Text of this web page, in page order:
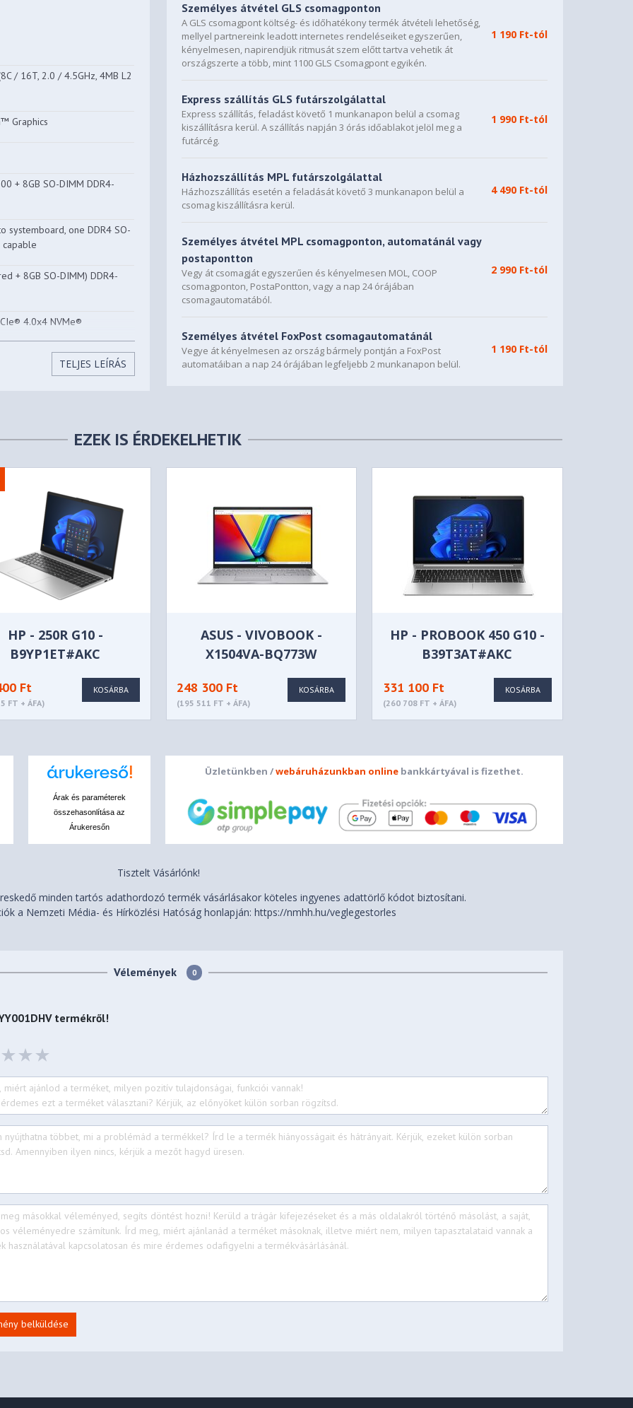
/ 16T, 2.0 / 4.5GHz, 4MB L2
Graphics
+ 8GB SO-DIMM DDR4-
systemboard, one DDR4 SO-
capable
+ 8GB SO-DIMM) DDR4-
4.0x4 NVMe®
up to two drives, 1x 2.5"
HDD up to 1TB • M.2 2242
Realtek® ALC3287 codec
Dolby Audio™
(PTP), 62 x 104 mm (2.44
lbs)
TELJES LEÍRÁS
Személyes átvétel GLS csomagponton
A GLS csomagpont költség- és időhatékony termék átvételi lehetőség,
mellyel partnereink leadott internetes rendeléseiket egyszerűen,
kényelmesen, napirendjük ritmusát szem előtt tartva vehetik át
országszerte a több, mint 1100 GLS Csomagpont egyikén.
1 190 Ft-tól
Express szállítás GLS futárszolgálattal
Express szállítás, feladást követő 1 munkanapon belül a csomag
kiszállításra kerül. A szállítás napján 3 órás időablakot jelöl meg a
futárcég.
1 990 Ft-tól
Házhozszállítás MPL futárszolgálattal
Házhozszállítás esetén a feladását követő 3 munkanapon belül a
csomag kiszállításra kerül.
4 490 Ft-tól
Személyes átvétel MPL csomagponton, automatánál vagy
postapontton
Vegy át csomagját egyszerűen és kényelmesen MOL, COOP
csomagponton, PostaPontton, vagy a nap 24 órájában
csomagautomatából.
2 990 Ft-tól
Személyes átvétel FoxPost csomagautomatánál
Vegye át kényelmesen az ország bármely pontján a FoxPost
automatáiban a nap 24 órájában legfeljebb 2 munkanapon belül.
1 190 Ft-tól
EZEK IS ÉRDEKELHETIK
HP - 250R G10 -
B9YP1ET#AKC
Ft
FT + ÁFA)
KOSÁRBA
ASUS - VIVOBOOK -
X1504VA-BQ773W
248 300 Ft
(195 511 FT + ÁFA)
KOSÁRBA
HP - PROBOOK 450 G10 -
B39T3AT#AKC
331 100 Ft
(260 708 FT + ÁFA)
KOSÁRBA
Árak és paraméterek
összehasonlítása az
Árukeresőn
Üzletünkben /webáruházunkban online bankkártyával is fizethet.
Tisztelt Vásárlónk!
minden tartós adathordozó termék vásárlásakor köteles ingyenes adattörlő kódot biztosítani.
a Nemzeti Média- és Hírközlési Hatóság honlapján: https://nmhh.hu/veglegestorles
Vélemények 0
termékről!
belküldése